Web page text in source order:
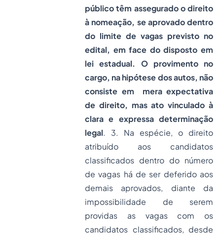
público têm assegurado o direito
à nomeação, se aprovado dentro
do limite de vagas previsto no
edital, em face do disposto em
lei estadual. O provimento no
cargo, na hipótese dos autos, não
consiste em mera expectativa
de direito, mas ato vinculado à
clara e expressa determinação
legal. 3. Na espécie, o direito
atribuído aos candidatos
classificados dentro do número
de vagas há de ser deferido aos
demais aprovados, diante da
impossibilidade de serem
providas as vagas com os
candidatos classificados, desde